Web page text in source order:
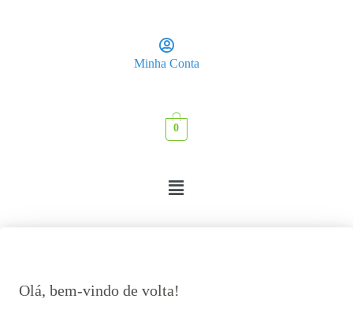
Minha Conta
0
Olá, bem-vindo de volta!